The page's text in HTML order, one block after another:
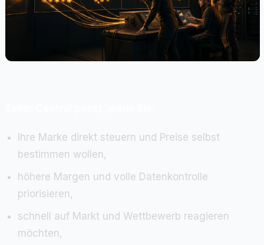
Ihre Marke direkt steuern und Preise selbst
bestimmen wollen,
höhere Margen und volle Datenkontrolle
priorisieren,
schnell auf Markt und Wettbewerb reagieren
möchten,